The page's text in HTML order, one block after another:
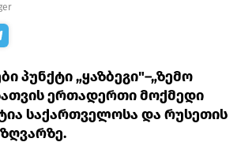
პუნქტი „ყაზბეგი"–„ზემო
ერთადერთი მოქმედი
საქართველოსა და რუსეთის